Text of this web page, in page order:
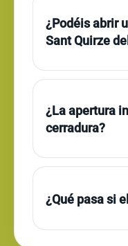
¿Podéis abrir
Sant Quirze
¿La apertura
cerradura?
¿Qué pasa si